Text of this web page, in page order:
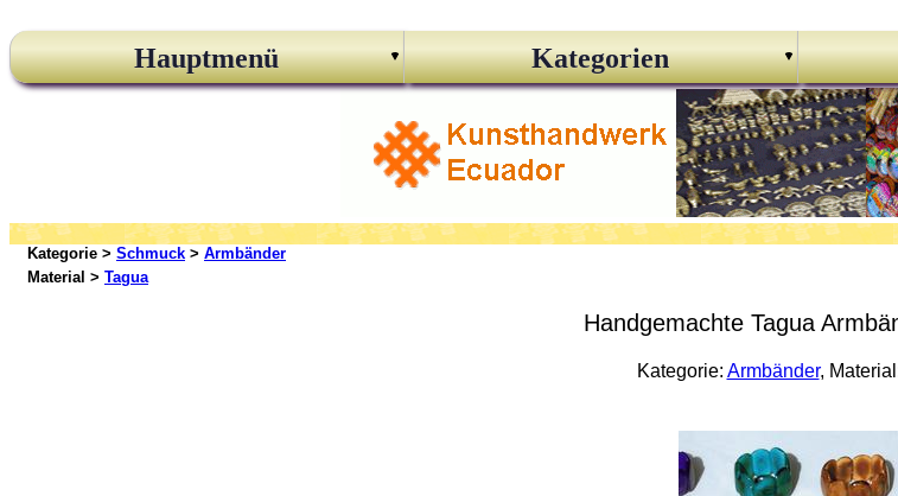
Hauptmenü Kategorien
Kategorie > Schmuck > Armbänder
Material > Tagua
Handgemachte Tagua
Kategorie: Armbänder,